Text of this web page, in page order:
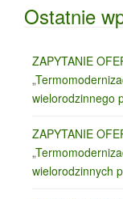
Ostatnie
ZAPYTANIE
wielorodzinnego
ZAPYTANIE
wielorodzinnych